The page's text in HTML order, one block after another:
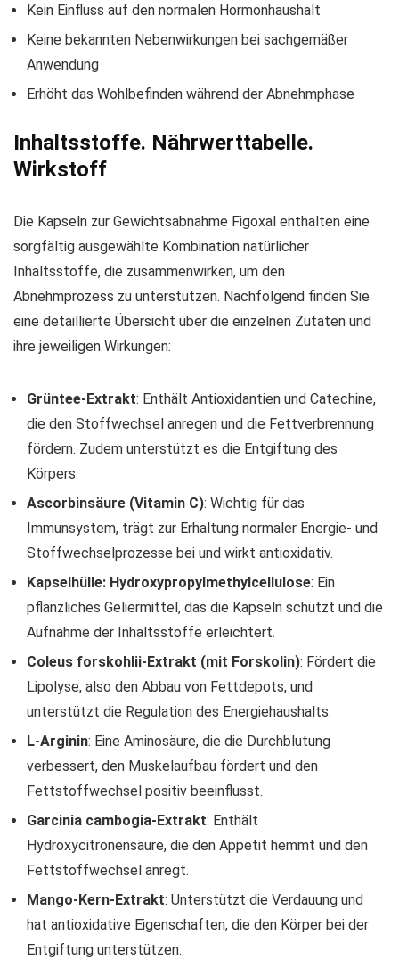
Kein Einfluss auf den normalen Hormonhaushalt
Keine bekannten Nebenwirkungen bei sachgemäßer
Anwendung
Erhöht das Wohlbefinden während der Abnehmphase
Inhaltsstoffe. Nährwerttabelle.
Wirkstoff
Die Kapseln zur Gewichtsabnahme Figoxal enthalten eine
sorgfältig ausgewählte Kombination natürlicher
Inhaltsstoffe, die zusammenwirken, um den
Abnehmprozess zu unterstützen. Nachfolgend finden Sie
eine detaillierte Übersicht über die einzelnen Zutaten und
ihre jeweiligen Wirkungen:
Grüntee-Extrakt: Enthält Antioxidantien und Catechine,
die den Stoffwechsel anregen und die Fettverbrennung
fördern. Zudem unterstützt es die Entgiftung des
Körpers.
Ascorbinsäure (Vitamin C): Wichtig für das
Immunsystem, trägt zur Erhaltung normaler Energie- und
Stoffwechselprozesse bei und wirkt antioxidativ.
Kapselhülle: Hydroxypropylmethylcellulose: Ein
pflanzliches Geliermittel, das die Kapseln schützt und die
Aufnahme der Inhaltsstoffe erleichtert.
Coleus forskohlii-Extrakt (mit Forskolin): Fördert die
Lipolyse, also den Abbau von Fettdepots, und
unterstützt die Regulation des Energiehaushalts.
L-Arginin: Eine Aminosäure, die die Durchblutung
verbessert, den Muskelaufbau fördert und den
Fettstoffwechsel positiv beeinflusst.
Garcinia cambogia-Extrakt: Enthält
Hydroxycitronensäure, die den Appetit hemmt und den
Fettstoffwechsel anregt.
Mango-Kern-Extrakt: Unterstützt die Verdauung und
hat antioxidative Eigenschaften, die den Körper bei der
Entgiftung unterstützen.